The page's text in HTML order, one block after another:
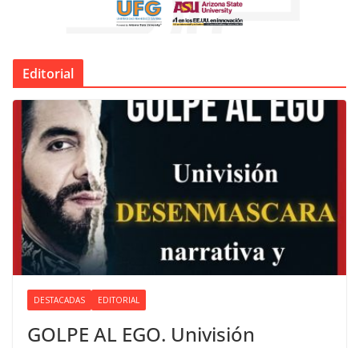
Editorial
DESTACADAS EDITORIAL
GOLPE AL EGO. Univisión